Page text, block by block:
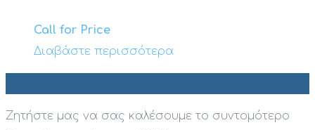
Call for Price
Διαβάστε περισσότερα
Ζητήστε μας να σας καλέσουμε το συντομότερο